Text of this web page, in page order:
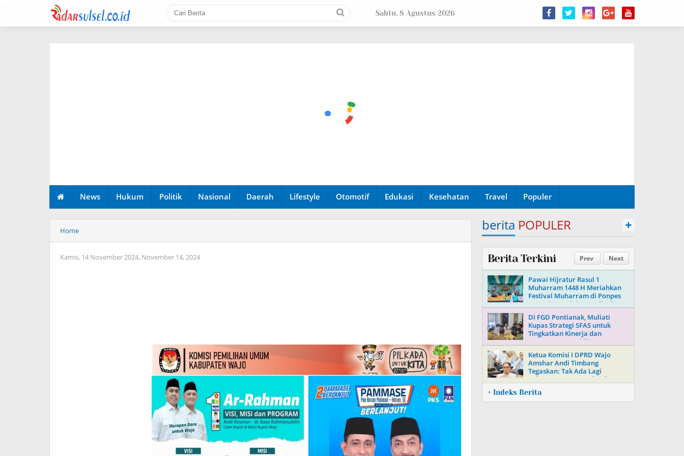
Sabtu, 8 Agustus 2026
News Hukum Politik Nasional Daerah Lifestyle Otomotif Edukasi Kesehatan Travel Populer
Home
Kamis, 14 November 2024, November 14, 2024
berita POPULER +
Prev Next
Berita Terkini
Pawai Hijratur Rasul 1
Muharram 1448 H Meriahkan
Festival Muharram di Ponpes
Daarul Mu’minin As’adiyah
Di FGD Pontianak, Muliati
Kupas Strategi SFAS untuk
Tingkatkan Kinerja dan
Kepercayaan Publik
Ketua Komisi I DPRD Wajo
Amshar Andi Timbang
Tegaskan: Tak Ada Lagi
“Oknum” Atur Proyek Tahun
2026
+ Indeks Berita